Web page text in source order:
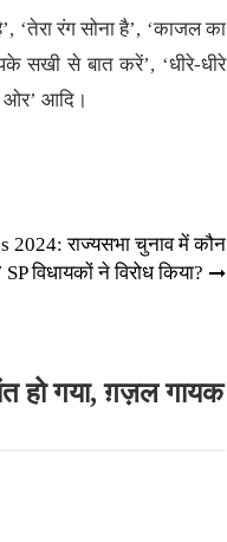
‘तेरा रंग सोना है’, ‘काजल का
सखी से बात करें’, ‘धीरे-धीरे
ओर’ आदि।
2024: राज्यसभा चुनाव में कौन
विधायकों ने विरोध किया?
हो गया, ग़ज़ल गायक